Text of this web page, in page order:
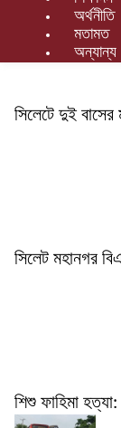
গণমাধ্যম
খেলাধুলা
এক্সক্লুসিভ
অর্থনীতি
মতামত
অন্যান্য
সিলেটে দুই
সিলেট মহানগর
শিশু ফাহিমা